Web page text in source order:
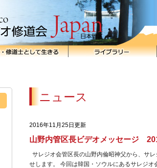
ニュース
2016年11月25日更新
山野内管区長ビデオメッセージ
サレジオ会管区長の山野内倫昭神父から、サ
せします。 今回は韓国・ソウルにあるサレジ